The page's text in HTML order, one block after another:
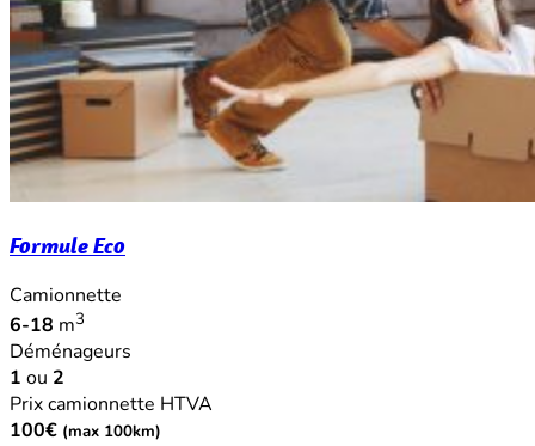
Formule Eco
Camionnette
6-18 m3
Déménageurs
1 ou 2
Prix camionnette HTVA
100€ (max 100km)